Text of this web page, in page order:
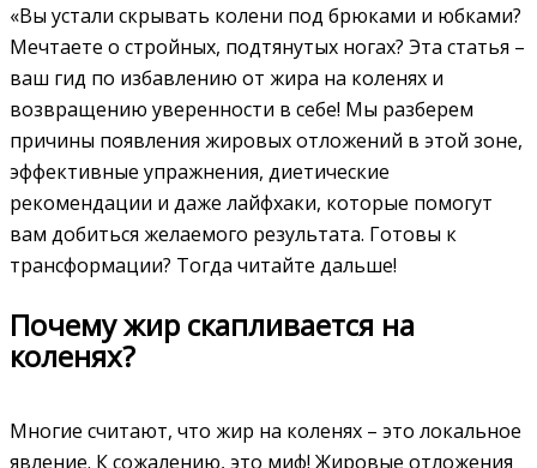
«Вы устали скрывать колени под брюками и юбками?
Мечтаете о стройных, подтянутых ногах? Эта статья –
ваш гид по избавлению от жира на коленях и
возвращению уверенности в себе! Мы разберем
причины появления жировых отложений в этой зоне,
эффективные упражнения, диетические
рекомендации и даже лайфхаки, которые помогут
вам добиться желаемого результата. Готовы к
трансформации? Тогда читайте дальше!
Почему жир скапливается на
коленях?
Многие считают, что жир на коленях – это локальное
явление. К сожалению, это миф! Жировые отложения